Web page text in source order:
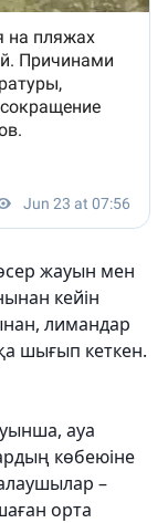
жауын мен
кейін
лимандар
шығып кеткен.
ауа
көбеюіне
–
орта